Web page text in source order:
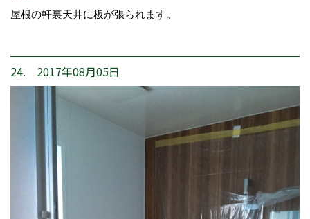
屋根の軒裏天井に板が張られます。
24. 2017年08月05日